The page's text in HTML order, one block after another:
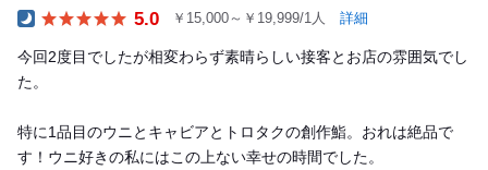
5.0 ￥15,000～￥19,999/1人 詳細
今回2度目でしたが相変わらず素晴らしい接客とお店の雰囲気でし
た。
特に1品目のウニとキャビアとトロタクの創作鮨。おれは絶品で
す！ウニ好きの私にはこの上ない幸せの時間でした。